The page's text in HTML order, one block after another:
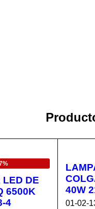
LED DE
6500K
4
40W
01-02-